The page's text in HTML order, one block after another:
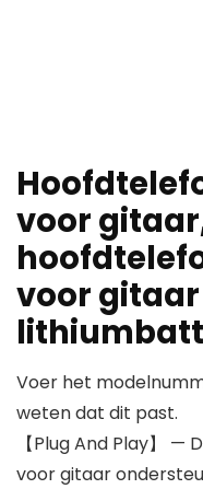
voor
voor
Voer het
weten dat dit past.
【Plug And Play】
voor gitaar